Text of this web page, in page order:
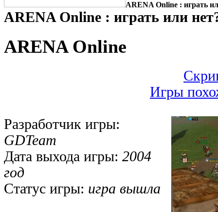
ARENA Online : играть
ARENA Online : играть или
ARENA Online
Игры
Разработчик игры:
GDTeam
Дата выхода игры: 2004
год
Статус игры: игра вышла